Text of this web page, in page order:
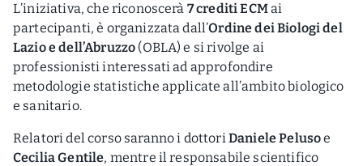
L’iniziativa, che riconoscerà 7 crediti ECMai
partecipanti, è organizzata dall’Ordine dei Biologi del
Lazio e dell’Abruzzo (OBLA) e si rivolge ai
professionisti interessati ad approfondire
metodologie statistiche applicate all’ambito biologico
e sanitario.
Relatori del corso saranno i dottoriDaniele Pelusoe
Cecilia Gentile, mentre il responsabile scientifico